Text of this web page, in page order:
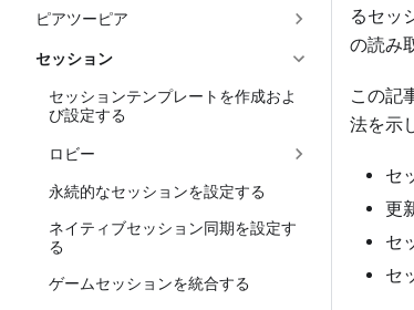
ピアツーピア
セッション
セッションテンプレートを作成およ
び設定する
ロビー
永続的なセッションを設定する
ネイティブセッション同期を設定す
る
ゲームセッションを統合する
るセッ
の読み
この記
法を示
セ
更
セ
セ